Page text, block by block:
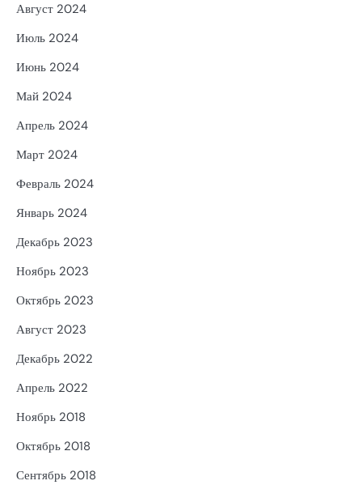
Август 2024
Июль 2024
Июнь 2024
Май 2024
Апрель 2024
Март 2024
Февраль 2024
Январь 2024
Декабрь 2023
Ноябрь 2023
Октябрь 2023
Август 2023
Декабрь 2022
Апрель 2022
Ноябрь 2018
Октябрь 2018
Сентябрь 2018